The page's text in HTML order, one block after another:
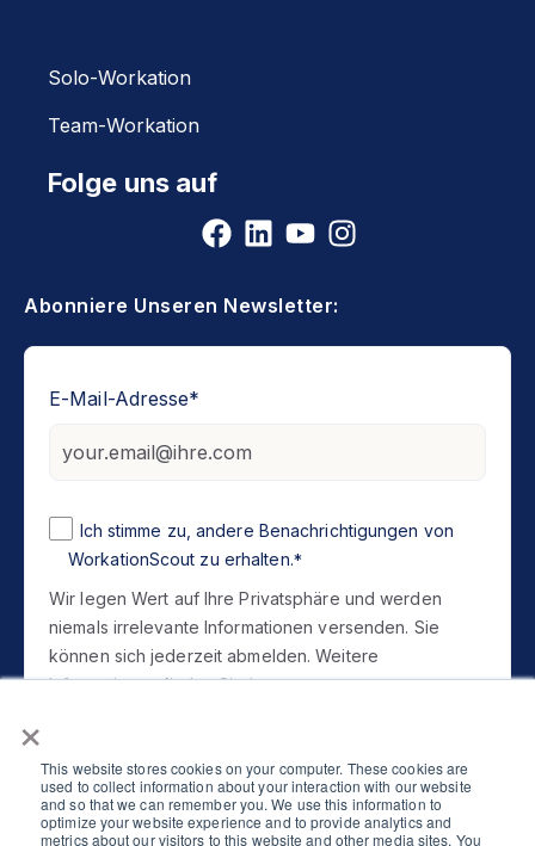
×
This website stores cookies on your computer. These cookies are
used to collect information about your interaction with our website
and so that we can remember you. We use this information to
optimize your website experience and to provide analytics and
metrics about our visitors to this website and other media sites. You
Solo-Workation
Team-Workation
Folge uns auf
Abonniere Unseren Newsletter:
E-Mail-Adresse*
Ich stimme zu, andere Benachrichtigungen von
WorkationScout zu erhalten.*
Wir legen Wert auf Ihre Privatsphäre und werden
niemals irrelevante Informationen versenden. Sie
können sich jederzeit abmelden. Weitere
Informationen finden Sie in unserer